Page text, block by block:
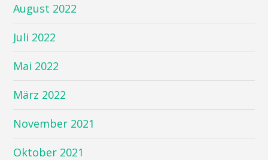
August 2022
Juli 2022
Mai 2022
März 2022
November 2021
Oktober 2021